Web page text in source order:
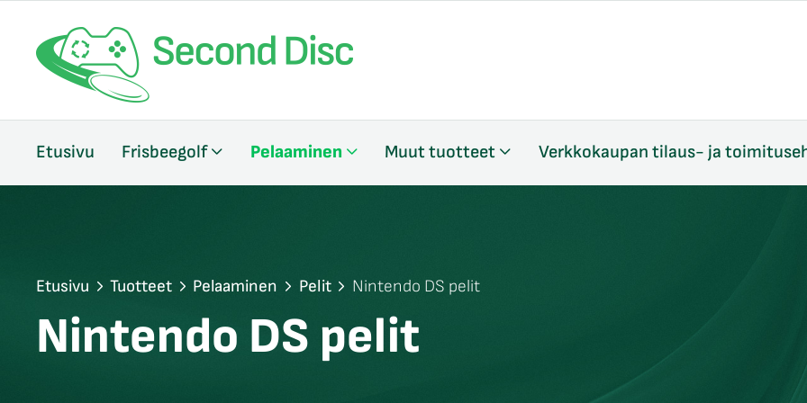
Etusivu Frisbeegolf Pelaaminen Muut tuotteet Verkkokaupan tilaus- ja
Etusivu Tuotteet Pelaaminen Pelit Nintendo DS pelit
Nintendo DS pelit
sulje
sulje